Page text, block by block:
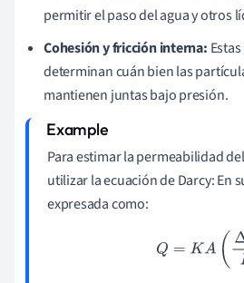
permitir el paso del agua y otros
Cohesión y fricción interna:
determinan cuán bien las
mantienen juntas bajo presión.
Para estimar la permeabilidad
utilizar la ecuación de Darcy: En
expresada como:
Q =KA Δ L